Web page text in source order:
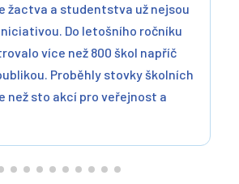
žactva a studentstva už nejsou
Do letošního ročníku
více než 800 škol napříč
Proběhly stovky školních
než sto akcí pro veřejnost a